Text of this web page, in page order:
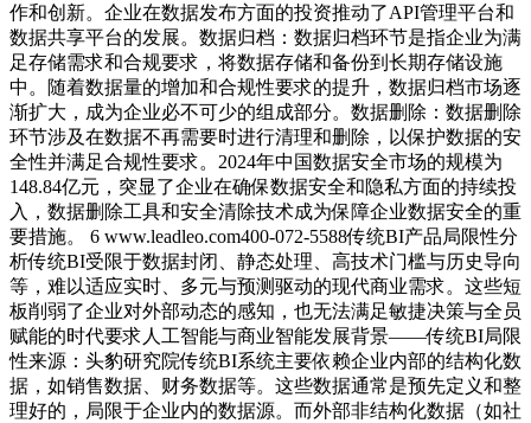
作和创新。企业在数据发布方面的投资推动了API管理平台和
数据共享平台的发展。数据归档：数据归档环节是指企业为满
足存储需求和合规要求，将数据存储和备份到长期存储设施
中。随着数据量的增加和合规性要求的提升，数据归档市场逐
渐扩大，成为企业必不可少的组成部分。数据删除：数据删除
环节涉及在数据不再需要时进行清理和删除，以保护数据的安
全性并满足合规性要求。2024年中国数据安全市场的规模为
148.84亿元，突显了企业在确保数据安全和隐私方面的持续投
入，数据删除工具和安全清除技术成为保障企业数据安全的重
要措施。 6 www.leadleo.com400-072-5588传统BI产品局限性分
析传统BI受限于数据封闭、静态处理、高技术门槛与历史导向
等，难以适应实时、多元与预测驱动的现代商业需求。这些短
板削弱了企业对外部动态的感知，也无法满足敏捷决策与全员
赋能的时代要求人工智能与商业智能发展背景——传统BI局限
性来源：头豹研究院传统BI系统主要依赖企业内部的结构化数
据，如销售数据、财务数据等。这些数据通常是预先定义和整
理好的，局限于企业内的数据源。而外部非结构化数据（如社